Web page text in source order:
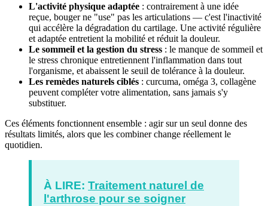
L'activité physique adaptée : contrairement à une idée
reçue, bouger ne "use" pas les articulations — c'est l'inactivité
qui accélère la dégradation du cartilage. Une activité régulière
et adaptée entretient la mobilité et réduit la douleur.
Le sommeil et la gestion du stress : le manque de sommeil et
le stress chronique entretiennent l'inflammation dans tout
l'organisme, et abaissent le seuil de tolérance à la douleur.
Les remèdes naturels ciblés : curcuma, oméga 3, collagène
peuvent compléter votre alimentation, sans jamais s'y
substituer.
Ces éléments fonctionnent ensemble : agir sur un seul donne des
résultats limités, alors que les combiner change réellement le
quotidien.
À LIRE: Traitement naturel de
l'arthrose pour se soigner